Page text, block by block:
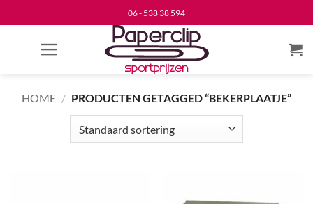
naar
06 - 538 38 594
HOME / PRODUCTEN GETAGGED “BEKERPLAATJE”